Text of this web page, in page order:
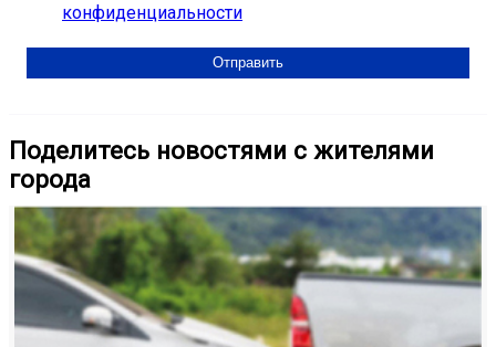
конфиденциальности
Поделитесь новостями с жителями
города